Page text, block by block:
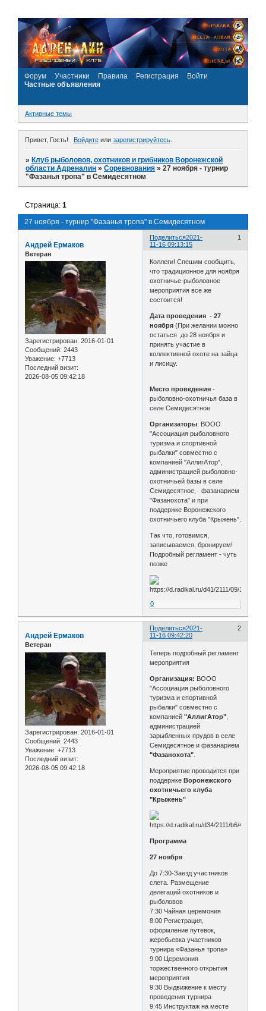
Форум Участники Правила Регистрация
Войти
Частные объявления
Активные темы
Привет, Гость! Войдитеили зарегистрируйтесь.
»Клуб рыболовов, охотников и грибников Воронежской
области Адреналин »Соревнования »27 ноября - турнир
"Фазанья тропа" в Семидесятном
27 ноября - турнир "Фазанья тропа" в Семидесятном
Страница:1
Поделиться 1
2021-
11-16 09:13:15
Андрей Ермаков
Ветеран
Зарегистрирован: 2016-01-01
Сообщений: 2443
Уважение: +7713
Последний визит:
2026-08-05 09:42:18
Коллеги! Спешим сообщить,
что традиционное для ноября
охотничье-рыболовное
мероприятия все же
состоится!
Дата проведения - 27
ноября (При желании можно
остаться до 28 ноября и
принять участие в
коллективной охоте на зайца
и лисицу.
Место проведения -
рыболовно-охотничья база в
селе Семидесятное
Организаторы: ВООО
"Ассоциация рыболовного
туризма и спортивной
рыбалки" совместно с
компанией "АллигАтор",
администрацией рыболовно-
охотничьей базы в селе
Семидесятное, фазанарием
"Фазанохота" и при
поддержке Воронежского
охотничьего клуба "Крыжень".
Так что, готовимся,
записываемся, бронируем!
Подробный регламент - чуть
позже
0
Поделиться 2
2021-
11-16 09:42:20
Андрей Ермаков
Ветеран
Зарегистрирован: 2016-01-01
Сообщений: 2443
Уважение: +7713
Последний визит:
2026-08-05 09:42:18
Теперь подробный регламент
мероприятия
Организация: ВООО
"Ассоциация рыболовного
туризма и спортивной
рыбалки" совместно с
компанией"АллигАтор"
администрацией
зарыбленных прудов в селе
Семидесятное и фазанарием
"Фазанохота"
Мероприятие проводится при
поддержкеВоронежского
охотничьего клуба
"Крыжень"
Программа
27 ноября
До 7:30-Заезд участников
слета. Размещение
делегаций охотников и
рыболовов
7:30 Чайная церемония
8:00 Регистрация,
оформление путевок,
жеребьевка участников
турнира «Фазанья тропа»
9:00 Церемония
торжественного открытия
мероприятия
9:30 Выдвижение к месту
проведения турнира
9:45 Инструктаж на месте